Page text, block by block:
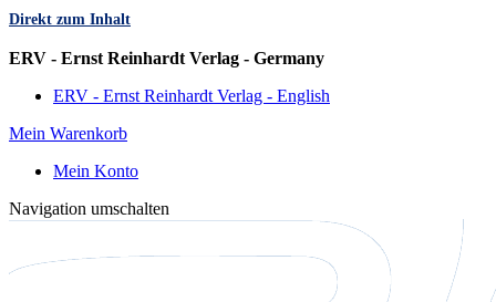
Direkt zum Inhalt
ERV - Ernst Reinhardt Verlag - Germany
ERV - Ernst Reinhardt Verlag - English
Mein Warenkorb
Mein Konto
Navigation umschalten